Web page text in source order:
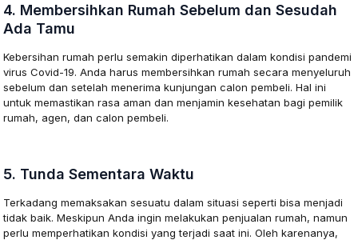
4. Membersihkan Rumah Sebelum dan Sesudah
Ada Tamu
Kebersihan rumah perlu semakin diperhatikan dalam kondisi pandemi
virus Covid-19. Anda harus membersihkan rumah secara menyeluruh
sebelum dan setelah menerima kunjungan calon pembeli. Hal ini
untuk memastikan rasa aman dan menjamin kesehatan bagi pemilik
rumah, agen, dan calon pembeli.
5. Tunda Sementara Waktu
Terkadang memaksakan sesuatu dalam situasi seperti bisa menjadi
tidak baik. Meskipun Anda ingin melakukan penjualan rumah, namun
perlu memperhatikan kondisi yang terjadi saat ini. Oleh karenanya,